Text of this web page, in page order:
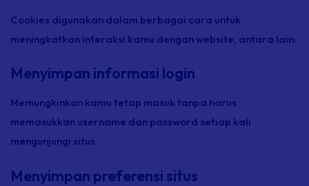
Cookies digunakan dalam berbagai cara untuk
meningkatkan interaksi kamu dengan website, antara lain:
Menyimpan informasi login
Memungkinkan kamu tetap masuk tanpa harus
memasukkan username dan password setiap kali
mengunjungi situs.
Menyimpan preferensi situs